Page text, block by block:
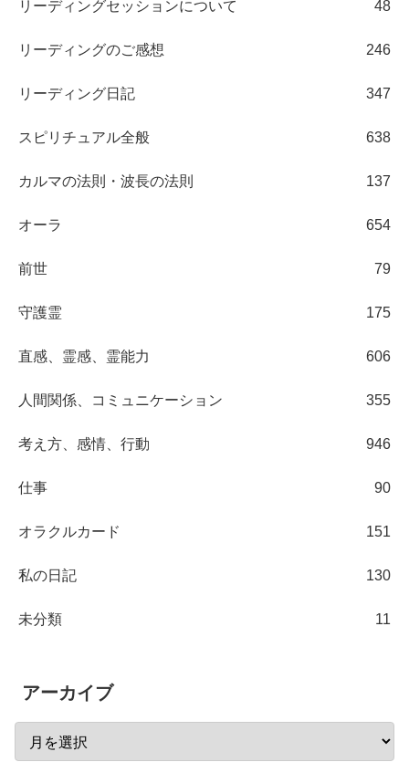
リーディングセッションについて 48
リーディングのご感想 246
リーディング日記 347
スピリチュアル全般 638
カルマの法則・波長の法則 137
オーラ 654
前世 79
守護霊 175
直感、霊感、霊能力 606
人間関係、コミュニケーション 355
考え方、感情、行動 946
仕事 90
オラクルカード 151
私の日記 130
未分類 11
アーカイブ